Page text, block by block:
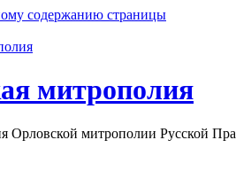
содержанию страницы
митрополия
Орловской митрополии Русской